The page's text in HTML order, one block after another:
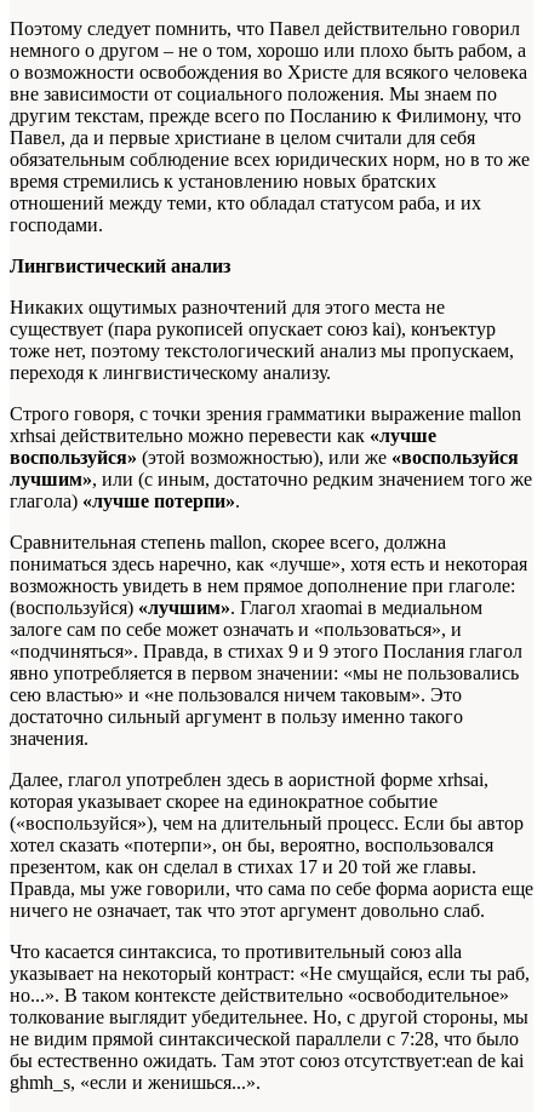
Поэтому следует помнить, что Павел действительно говорил
немного о другом – не о том, хорошо или плохо быть рабом, а
о возможности освобождения во Христе для всякого человека
вне зависимости от социального положения. Мы знаем по
другим текстам, прежде всего по Посланию к Филимону, что
Павел, да и первые христиане в целом считали для себя
обязательным соблюдение всех юридических норм, но в то же
время стремились к установлению новых братских
отношений между теми, кто обладал статусом раба, и их
господами.
Лингвистический анализ
Никаких ощутимых разночтений для этого места не
существует (пара рукописей опускает союз kai), конъектур
тоже нет, поэтому текстологический анализ мы пропускаем,
переходя к лингвистическому анализу.
Строго говоря, с точки зрения грамматики выражение mallon
xrhsai действительно можно перевести как «лучше
воспользуйся» (этой возможностью), или же «воспользуйся
лучшим», или (с иным, достаточно редким значением того же
глагола) «лучше потерпи».
Сравнительная степень mallon, скорее всего, должна
пониматься здесь наречно, как «лучше», хотя есть и некоторая
возможность увидеть в нем прямое дополнение при глаголе:
(воспользуйся) «лучшим». Глагол xraomai в медиальном
залоге сам по себе может означать и «пользоваться», и
«подчиняться». Правда, в стихах 9 и 9 этого Послания глагол
явно употребляется в первом значении: «мы не пользовались
сею властью» и «не пользовался ничем таковым». Это
достаточно сильный аргумент в пользу именно такого
значения.
Далее, глагол употреблен здесь в аористной форме xrhsai,
которая указывает скорее на единократное событие
(«воспользуйся»), чем на длительный процесс. Если бы автор
хотел сказать «потерпи», он бы, вероятно, воспользовался
презентом, как он сделал в стихах 17 и 20 той же главы.
Правда, мы уже говорили, что сама по себе форма аориста еще
ничего не означает, так что этот аргумент довольно слаб.
Что касается синтаксиса, то противительный союз alla
указывает на некоторый контраст: «Не смущайся, если ты раб,
но...». В таком контексте действительно «освободительное»
толкование выглядит убедительнее. Но, с другой стороны, мы
не видим прямой синтаксической параллели с 7:28, что было
бы естественно ожидать. Там этот союз отсутствует:ean de kai
ghmh_s, «если и женишься...».